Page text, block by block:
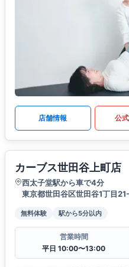
店舗情報 公
カーブス世田谷上町店
西太子堂駅から車で4分
東京都世田谷区世田谷1丁目
無料体験 駅から5分以内
営業時間
平日 10:00〜13:00